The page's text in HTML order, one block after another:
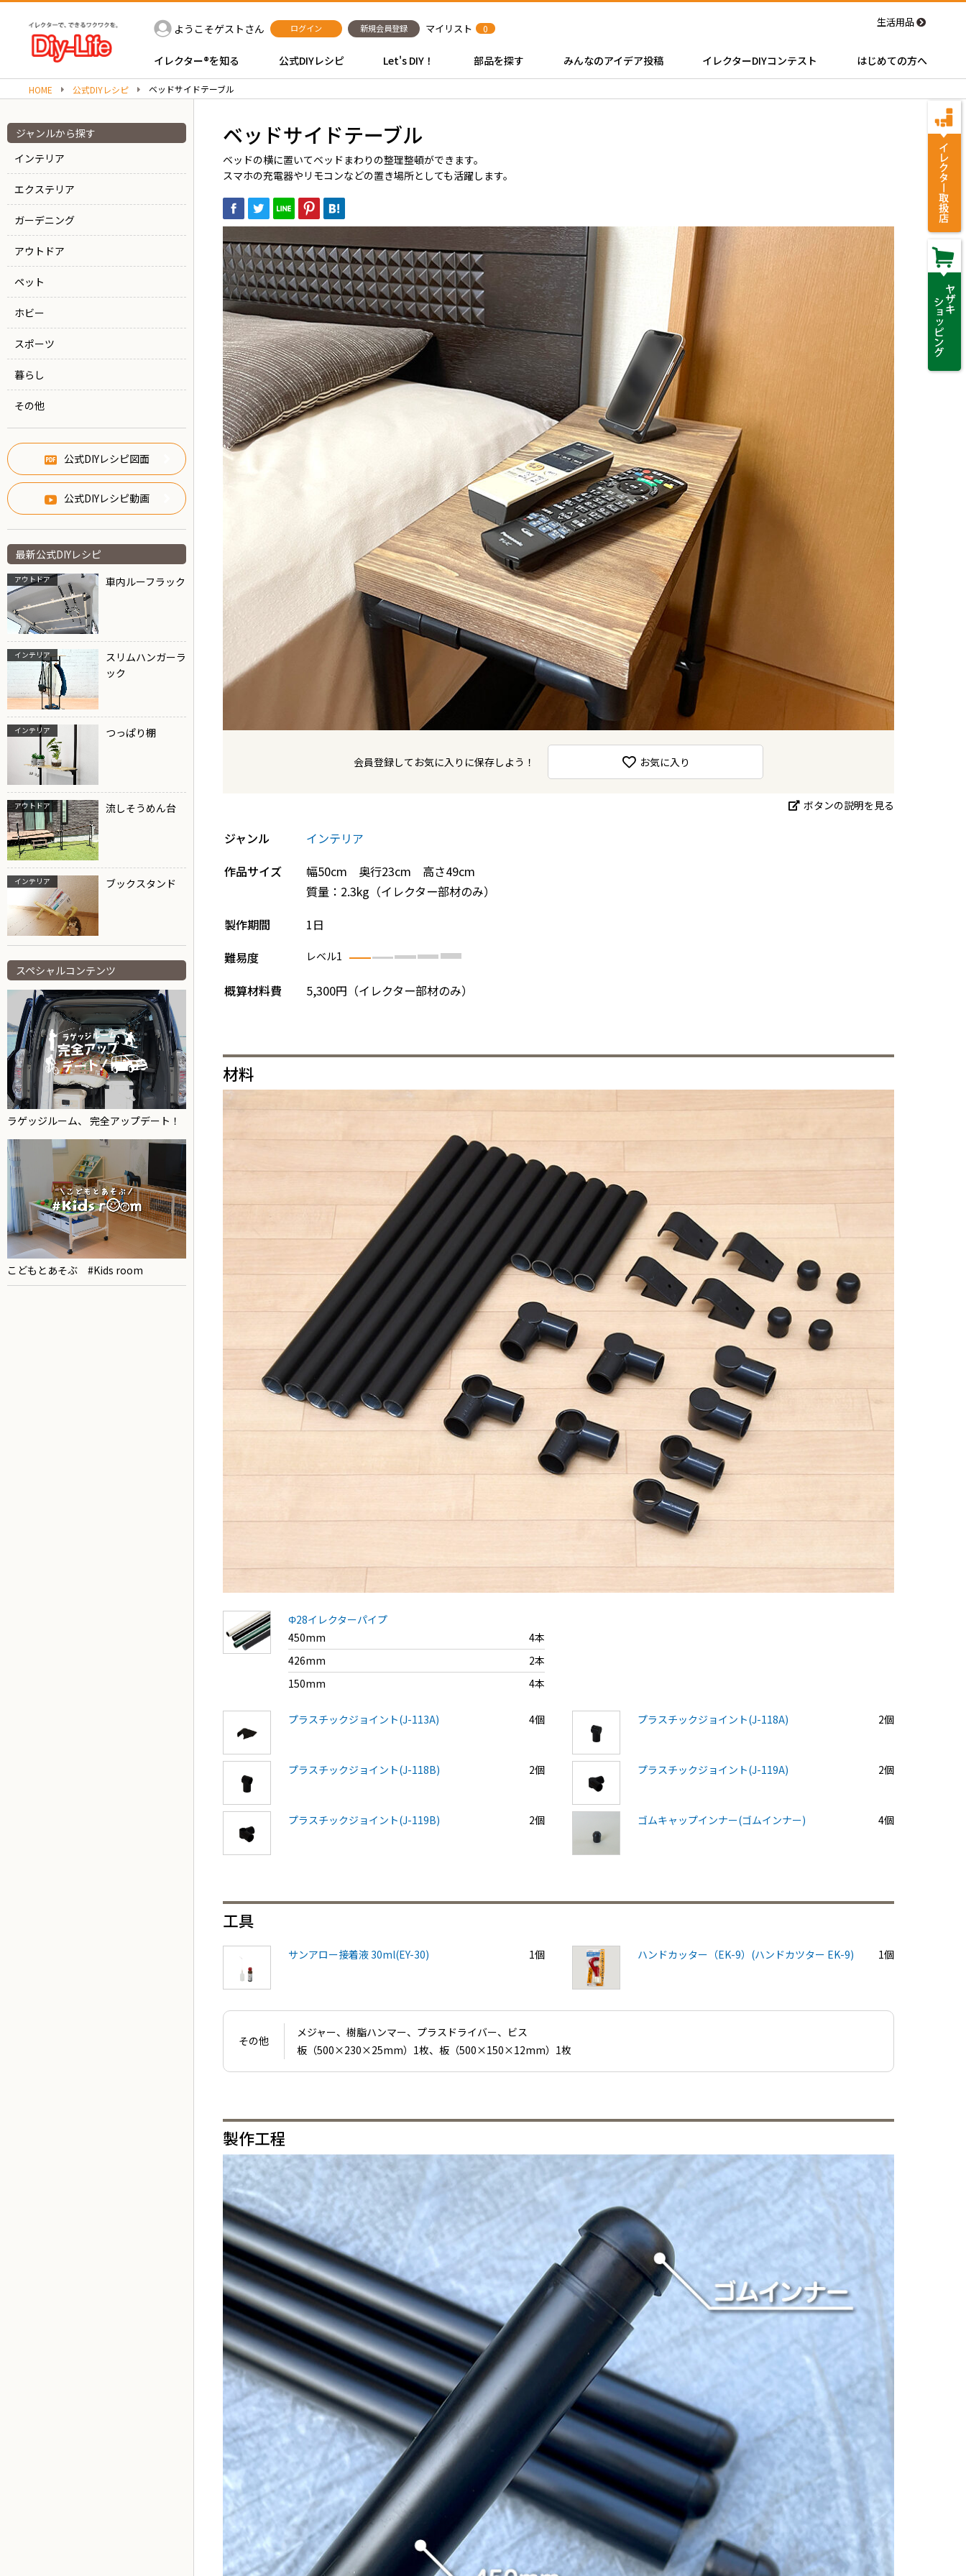
ようこそゲストさん ログイン 新規会員登録 マイリスト 0 生活用品
イレクター®を知る 公式DIYレシピ Let's DIY！ 部品を探す みんなのアイデア投稿 イレクターDIYコンテスト はじめての方へ
HOME 公式DIYレシピ ベッドサイドテーブル
ジャンルから探す
インテリア
エクステリア
ガーデニング
アウトドア
ペット
ホビー
スポーツ
暮らし
その他
公式DIYレシピ図面
公式DIYレシピ動画
最新公式DIYレシピ
アウトドア 車内ルーフラック
インテリア
スリムハンガーラ
ック
インテリア つっぱり棚
アウトドア 流しそうめん台
インテリア ブックスタンド
スペシャルコンテンツ
ラゲッジルーム、 完全アップデート！
こどもとあそぶ #Kids room
ベッドサイドテーブル
ベッドの横に置いてベッドまわりの整理整頓ができます。
スマホの充電器やリモコンなどの置き場所としても活躍します。
会員登録してお気に入りに保存しよう！ お気に入り
ボタンの説明を見る
ジャンル
インテリア
作品サイズ
幅50cm 奥行23cm 高さ49cm
質量：2.3kg（イレクター部材のみ）
製作期間
1日
難易度
レベル1
概算材料費 5,300円（イレクター部材のみ）
材料
Φ28イレクターパイプ
450mm
4本
426mm
2本
150mm
4本
プラスチックジョイント(J-113A) 4個 プラスチックジョイント(J-118A) 2個
プラスチックジョイント(J-118B) 2個 プラスチックジョイント(J-119A) 2個
プラスチックジョイント(J-119B) 2個 ゴムキャップインナー(ゴムインナー) 4個
工具
サンアロー接着液 30ml(EY-30) 1個 ハンドカッター（EK-9）(ハンドカツター EK-9) 1個
その他
メジャー、樹脂ハンマー、プラスドライバー、ビス
板（500×230×25mm）1枚、板（500×150×12mm）1枚
製作工程